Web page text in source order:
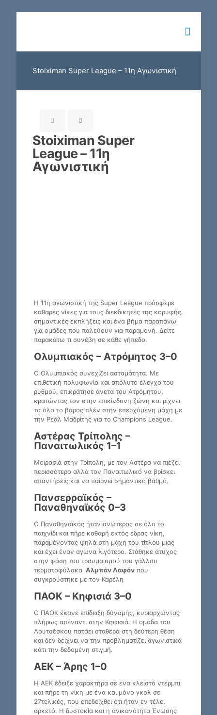
Stoiximan Super League – 11η Αγωνιστική
Stoiximan Super
League – 11η
Αγωνιστική
Η 11η αγωνιστική της Super League πρόσφερε
καθαρές νίκες για τους διεκδικητές της κορυφής,
σημαντικές εκπλήξεις και ένα βήμα παραπάνω
για ομάδες που παλεύουν για παραμονή. Δείτε
παρακάτω τι συνέβη σε κάθε γήπεδο.
Ολυμπιακός – Ατρόμητος 3–0
Ο Ολυμπιακός συνεχίζει ασταμάτητα. Με
επιθετική πολυφωνία και απόλυτο έλεγχο του
ρυθμού, επικράτησε άνετα του Ατρόμητου,
κρατώντας τον στην επικίνδυνη ζώνη και ρίχνει
το όλο το βάρος πλέν στην επερχόμενη μάχη με
την Ρεάλ Μαδρίτης για το Champions League.
Αστέρας Τρίπολης –
Παναιτωλικός 1–1
Μοιρασιά στην Τρίπολη, με τον Αστέρα να πιέζει
περισσότερο αλλά τον Παναιτωλικό να βρίσκει
απαντήσεις και να παίρνει σημαντικό βαθμό.
Πανσερραϊκός –
Παναθηναϊκός 0–3
Ο Παναθηναϊκός ήταν ανώτερος σε όλο το
παιχνίδι και πήρε καθαρή εκτός έδρας νίκη,
παραμένοντας ψηλά στη μάχη του τίτλου μιας
και έχει έναν αγώνα λιγότερο. Στάθηκε άτυχος
στην φάση του τραυμαισμού του γάλλου
τερματοφύλακα Αλμπάν Λαφόνπου
συγκρούστηκε με τον Καρέλη
ΠΑΟΚ – Κηφισιά 3–0
Ο ΠΑΟΚ έκανε επίδειξη δύναμης, κυριαρχώντας
πλήρως απέναντι στην Κηφισιά. Η ομάδα του
Λουτσέσκου πατάει σταθερά στη δεύτερη θέση
και δεν δείχνει να την προβληματίζει αγωνιστικά
κάτι την δεδομένη στιγμή.
ΑΕΚ – Άρης 1–0
Η ΑΕΚ έδειξε χαρακτήρα σε ένα κλειστό ντέρμπι
και πήρε τη νίκη με ένα και μόνο γκολ σε
27τελικές, που επεδείχθει ότι ήταν εν τέλει
αρκετό. Η δυστοκία και η ανικανότητα Ένωσης